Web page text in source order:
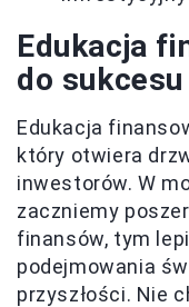
Edukacja
do
Edukacja
który otwiera
inwestorów. W
zaczniemy
finansów, tym
podejmowania
przyszłości. Nie